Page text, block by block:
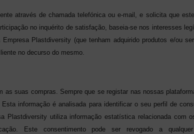
através de chamada telefónica ou e-mail, e solicita que
no inquérito de satisfação, baseia-se nos interesses
Plastdiversity (que tenham adquirido produtos e/ou
no decurso do mesmo.
suas compras. Sempre que se registar nas nossas
informação é analisada para identificar o seu perfil de
Plastdiversity utiliza informação estatística relacionada com
Este consentimento pode ser revogado a